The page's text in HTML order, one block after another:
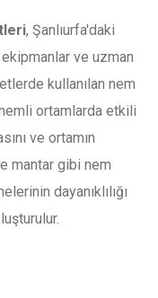
, Şanlıurfa'daki
ve uzman
kullanılan nem
ortamlarda etkili
ve ortamın
mantar gibi nem
dayanıklılığı